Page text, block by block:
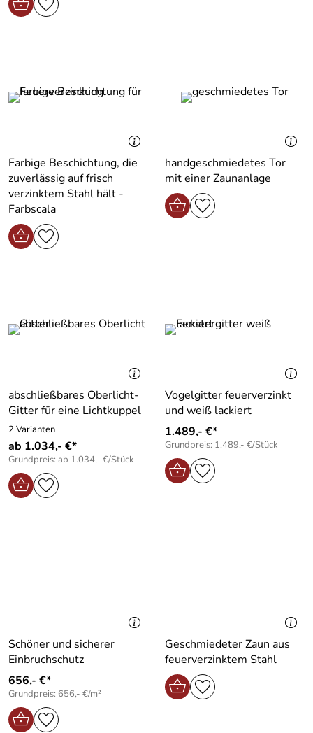
Farbige Beschichtung, die
zuverlässig auf frisch
verzinktem Stahl hält -
Farbscala
handgeschmiedetes Tor
mit einer Zaunanlage
abschließbares Oberlicht-
Gitter für eine Lichtkuppel
2 Varianten
ab 1.034,- €*
Grundpreis: ab 1.034,- €/Stück
Vogelgitter feuerverzinkt
und weiß lackiert
1.489,- €*
Grundpreis: 1.489,- €/Stück
Schöner und sicherer
Einbruchschutz
656,- €*
Grundpreis: 656,- €/m²
Geschmiedeter Zaun aus
feuerverzinktem Stahl